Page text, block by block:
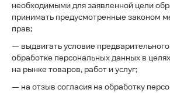
необходимыми для заявленной цели
принимать предусмотренные законом
прав;
— выдвигать условие
обработке персональных данных в
на рынке товаров, работ и услуг;
— на отзыв согласия на обработку